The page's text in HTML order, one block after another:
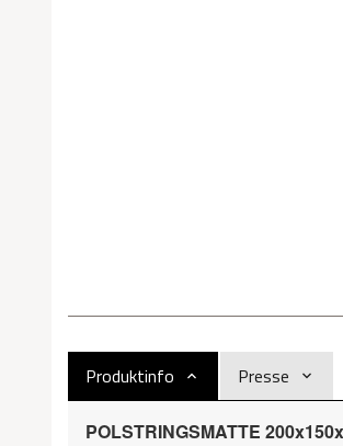
Produktinfo Presse
POLSTRINGSMATTE